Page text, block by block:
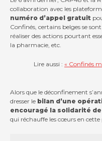
Viva for Life
collaboration avec les
numéro d’appel gratuit
Confinés, certains belges se
réaliser des actions pourtant
la pharmacie, etc.
Lire aussi : « Confinés
Alors que le déconfinement
dresser le bilan d’une
encouragé la solidarité
qui réchauffe les cœurs en cette